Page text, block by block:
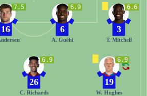
6.6
3
T. Mitchell
6.9
6
A. Guéhi
7.5
16
6.9
19
W. Hughes
6.9
26
C. Richards